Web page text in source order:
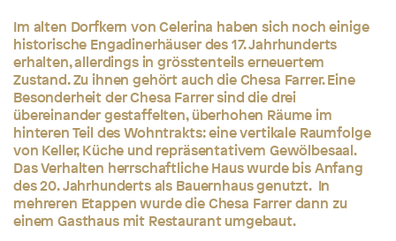
Im alten Dorfkern von Celerina haben sich noch einige
historische Engadinerhäuser des 17. Jahrhunderts
erhalten, allerdings in grösstenteils erneuertem
Zustand. Zu ihnen gehört auch die Chesa Farrer. Eine
Besonderheit der Chesa Farrer sind die drei
übereinander gestaffelten, überhohen Räume im
hinteren Teil des Wohntrakts: eine vertikale Raumfolge
von Keller, Küche und repräsentativem Gewölbesaal.
Das Verhalten herrschaftliche Haus wurde bis Anfang
des 20. Jahrhunderts als Bauernhaus genutzt. In
mehreren Etappen wurde die Chesa Farrer dann zu
einem Gasthaus mit Restaurant umgebaut.